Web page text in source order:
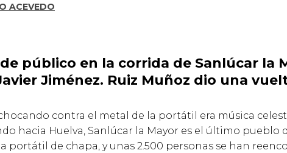
ACEVEDO
público en la corrida de Sanlúcar la
Jiménez. Ruiz Muñoz dio una
contra el metal de la portátil era música
hacia Huelva, Sanlúcar la Mayor es el último
portátil de chapa, y unas 2.500 personas se han